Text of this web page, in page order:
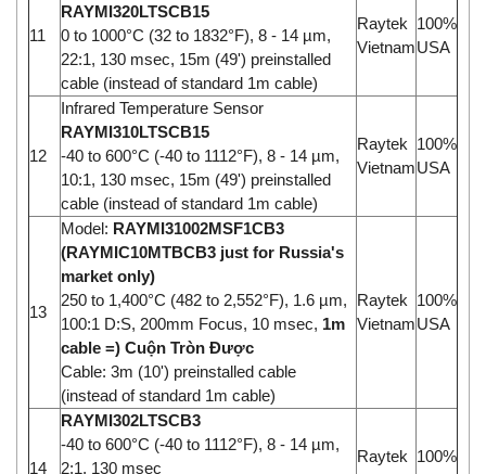
11
RAYMI320LTSCB15
0 to 1000°C (32 to 1832°F), 8 - 14 µm,
22:1, 130 msec, 15m (49') preinstalled
cable (instead of standard 1m cable)
Raytek
Vietnam
100%
USA
12
Infrared Temperature Sensor
RAYMI310LTSCB15
-40 to 600°C (-40 to 1112°F), 8 - 14 µm,
10:1, 130 msec, 15m (49') preinstalled
cable (instead of standard 1m cable)
Raytek
Vietnam
100%
USA
13
Model: RAYMI31002MSF1CB3
(RAYMIC10MTBCB3 just for Russia's
market only)
250 to 1,400°C (482 to 2,552°F), 1.6 µm,
100:1 D:S, 200mm Focus, 10 msec, 1m
cable =) Cuộn Tròn Được
Cable: 3m (10') preinstalled cable
(instead of standard 1m cable)
Raytek
Vietnam
100%
USA
14
RAYMI302LTSCB3
-40 to 600°C (-40 to 1112°F), 8 - 14 µm,
2:1, 130 msec
Raytek 100%